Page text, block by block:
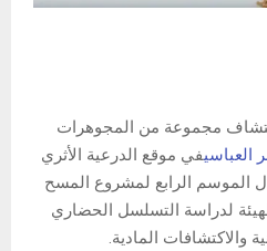
مجموعة من المجوهرات
العباسيفي موقع الدرعية الأثري
الموسم الرابع لمشروع المسح
لدراسة التسلسل الحضاري
والاكتشافات المادية.